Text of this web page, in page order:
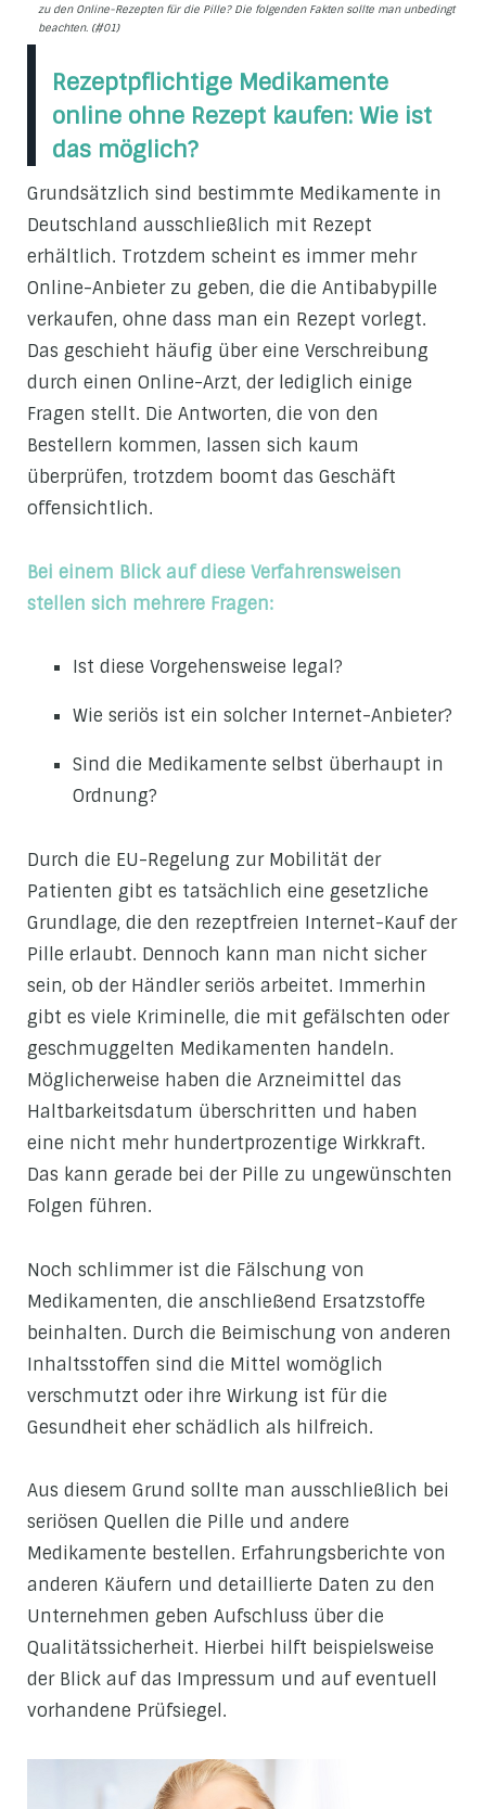
zu den Online-Rezepten für die Pille? Die folgenden Fakten sollte man unbedingt
beachten. (#01)
Rezeptpflichtige Medikamente
online ohne Rezept kaufen: Wie ist
das möglich?
Grundsätzlich sind bestimmte Medikamente in
Deutschland ausschließlich mit Rezept
erhältlich. Trotzdem scheint es immer mehr
Online-Anbieter zu geben, die die Antibabypille
verkaufen, ohne dass man ein Rezept vorlegt.
Das geschieht häufig über eine Verschreibung
durch einen Online-Arzt, der lediglich einige
Fragen stellt. Die Antworten, die von den
Bestellern kommen, lassen sich kaum
überprüfen, trotzdem boomt das Geschäft
offensichtlich.
Bei einem Blick auf diese Verfahrensweisen
stellen sich mehrere Fragen:
Ist diese Vorgehensweise legal?
Wie seriös ist ein solcher Internet-Anbieter?
Sind die Medikamente selbst überhaupt in
Ordnung?
Durch die EU-Regelung zur Mobilität der
Patienten gibt es tatsächlich eine gesetzliche
Grundlage, die den rezeptfreien Internet-Kauf der
Pille erlaubt. Dennoch kann man nicht sicher
sein, ob der Händler seriös arbeitet. Immerhin
gibt es viele Kriminelle, die mit gefälschten oder
geschmuggelten Medikamenten handeln.
Möglicherweise haben die Arzneimittel das
Haltbarkeitsdatum überschritten und haben
eine nicht mehr hundertprozentige Wirkkraft.
Das kann gerade bei der Pille zu ungewünschten
Folgen führen.
Noch schlimmer ist die Fälschung von
Medikamenten, die anschließend Ersatzstoffe
beinhalten. Durch die Beimischung von anderen
Inhaltsstoffen sind die Mittel womöglich
verschmutzt oder ihre Wirkung ist für die
Gesundheit eher schädlich als hilfreich.
Aus diesem Grund sollte man ausschließlich bei
seriösen Quellen die Pille und andere
Medikamente bestellen. Erfahrungsberichte von
anderen Käufern und detaillierte Daten zu den
Unternehmen geben Aufschluss über die
Qualitätssicherheit. Hierbei hilft beispielsweise
der Blick auf das Impressum und auf eventuell
vorhandene Prüfsiegel.